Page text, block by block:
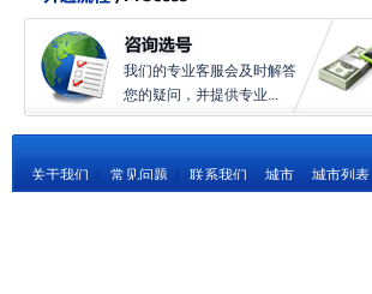
我们的专业客服会及时解答
您的疑问，并提供专业...
关于我们 常见问题 联系我们 城市 城市列表